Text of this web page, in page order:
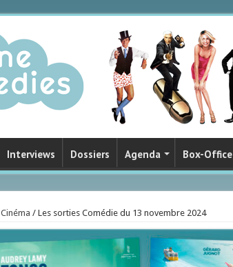
Interviews Dossiers Agenda Box-Office
Cinéma / Les sorties Comédie du 13 novembre 2024